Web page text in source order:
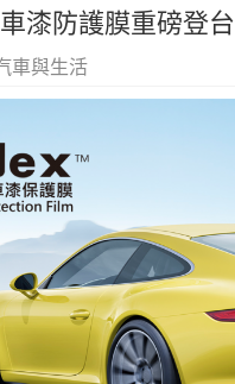
漆防護膜重磅登台
車與生活